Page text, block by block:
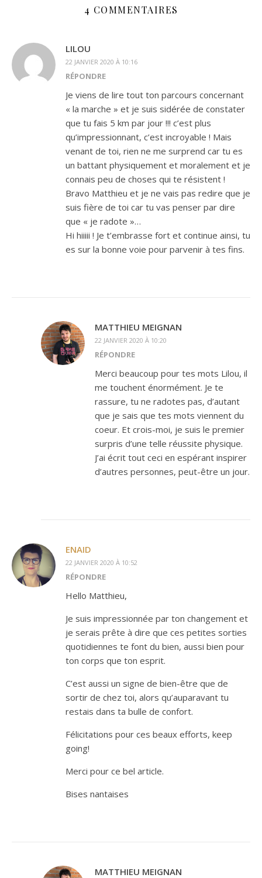
4 COMMENTAIRES
LILOU
22 JANVIER 2020 À 10:16
RÉPONDRE
Je viens de lire tout ton parcours concernant
« la marche » et je suis sidérée de constater
que tu fais 5 km par jour !!! c’est plus
qu’impressionnant, c’est incroyable ! Mais
venant de toi, rien ne me surprend car tu es
un battant physiquement et moralement et je
connais peu de choses qui te résistent !
Bravo Matthieu et je ne vais pas redire que je
suis fière de toi car tu vas penser par dire
que « je radote »…
Hi hiiiii ! Je t’embrasse fort et continue ainsi, tu
es sur la bonne voie pour parvenir à tes fins.
MATTHIEU MEIGNAN
22 JANVIER 2020 À 10:20
RÉPONDRE
Merci beaucoup pour tes mots Lilou, il
me touchent énormément. Je te
rassure, tu ne radotes pas, d’autant
que je sais que tes mots viennent du
coeur. Et crois-moi, je suis le premier
surpris d’une telle réussite physique.
J’ai écrit tout ceci en espérant inspirer
d’autres personnes, peut-être un jour.
ENAID
22 JANVIER 2020 À 10:52
RÉPONDRE
Hello Matthieu,
Je suis impressionnée par ton changement et
je serais prête à dire que ces petites sorties
quotidiennes te font du bien, aussi bien pour
ton corps que ton esprit.
C’est aussi un signe de bien-être que de
sortir de chez toi, alors qu’auparavant tu
restais dans ta bulle de confort.
Félicitations pour ces beaux efforts, keep
going!
Merci pour ce bel article.
Bises nantaises
MATTHIEU MEIGNAN